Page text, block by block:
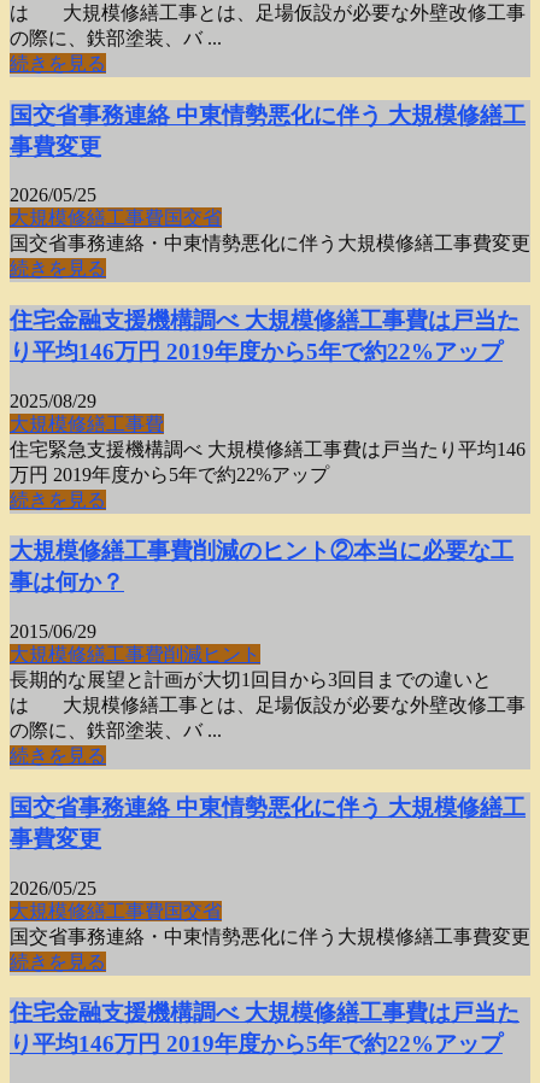
は 大規模修繕工事とは、足場仮設が必要な外壁改修工事
の際に、鉄部塗装、バ ...
続きを見る
国交省事務連絡 中東情勢悪化に伴う 大規模修繕工
事費変更
2026/05/25
大規模修繕工事費国交省
国交省事務連絡・中東情勢悪化に伴う大規模修繕工事費変更
続きを見る
住宅金融支援機構調べ 大規模修繕工事費は戸当た
り平均146万円 2019年度から5年で約22%アップ
2025/08/29
大規模修繕工事費
住宅緊急支援機構調べ 大規模修繕工事費は戸当たり平均146
万円 2019年度から5年で約22%アップ
続きを見る
大規模修繕工事費削減のヒント②本当に必要な工
事は何か？
2015/06/29
大規模修繕工事費削減ヒント
長期的な展望と計画が大切1回目から3回目までの違いと
は 大規模修繕工事とは、足場仮設が必要な外壁改修工事
の際に、鉄部塗装、バ ...
続きを見る
国交省事務連絡 中東情勢悪化に伴う 大規模修繕工
事費変更
2026/05/25
大規模修繕工事費国交省
国交省事務連絡・中東情勢悪化に伴う大規模修繕工事費変更
続きを見る
住宅金融支援機構調べ 大規模修繕工事費は戸当た
り平均146万円 2019年度から5年で約22%アップ